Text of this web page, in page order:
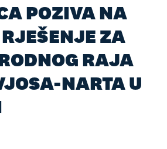
POZIVA NA
ZA
RAJA
NARTA U